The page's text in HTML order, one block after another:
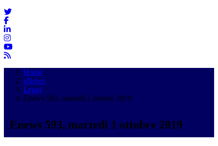
Home
eNews
Leggi
Enews 593, martedì 1 ottobre 2019
Enews 593, martedì 1 ottobre 2019